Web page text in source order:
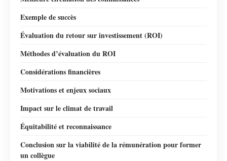
Exemple de succès
Évaluation du retour sur investissement (ROI)
Méthodes d’évaluation du ROI
Considérations financières
Motivations et enjeux sociaux
Impact sur le climat de travail
Équitabilité et reconnaissance
Conclusion sur la viabilité de la rémunération pour former
un collègue